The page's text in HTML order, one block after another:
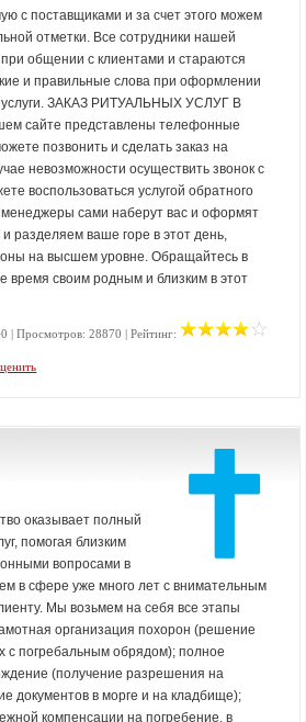
с поставщиками и за счет этого можем
отметки. Все сотрудники нашей
общении с клиентами и стараются
и правильные слова при оформлении
услуги. ЗАКАЗ РИТУАЛЬНЫХ УСЛУГ В
сайте представлены телефонные
позвонить и сделать заказ на
невозможности осуществить звонок с
воспользоваться услугой обратного
сами наберут вас и оформят
разделяем ваше горе в этот день,
на высшем уровне. Обращайтесь в
время своим родным и близким в этот
| Просмотров: 28870 | Рейтинг:
оказывает полный
помогая близким
вопросами в
в сфере уже много лет с внимательным
Мы возьмем на себя все этапы
организация похорон (решение
с погребальным обрядом); полное
(получение разрешения на
документов в морге и на кладбище);
компенсации на погребение, в